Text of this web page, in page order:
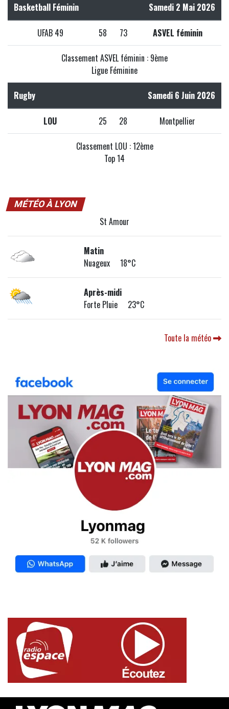
Basketball Féminin Samedi 2 Mai 2026
UFAB 49 58 73 ASVEL féminin
Classement ASVEL féminin : 9ème
Ligue Féminine
Rugby Samedi 6 Juin 2026
LOU 25 28 Montpellier
Classement LOU : 12ème
Top 14
MÉTÉO À LYON
St Amour
Matin
Nuageux 18°C
Après-midi
Forte Pluie 23°C
Toute la météo